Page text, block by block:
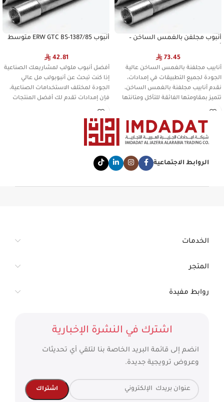
أنبوب مجلفن بالغمس الساخن –
73.45
أنابيب مجلفنة بالغمس الساخن عالية
الجودة لجميع التطبيقات في إمدادات،
نقدم أنابيب مجلفنة بالغمس الساخن،
تتميز بمقاومتها الفائقة للتآكل ومتانتها
أنبوب ERW GTC BS-1387/85 متوسط
42.81
أفضل أنبوب ملولب لمشاريعك الصناعية
إذا كنت تبحث عن أنبوبولب مل عالي
الجودة لمختلف الاستخدامات الصناعية،
فإن إمدادات تقدم لك أفضل المنتجات
الروابط الاجتماعية
الخدمات
المتجر
روابط مفيدة
اشترك في النشرة الإخبارية
انضم إلى قائمة البريد الخاصة بنا لتلقي أي تحديثات
وعروض ترويجية جديدة.